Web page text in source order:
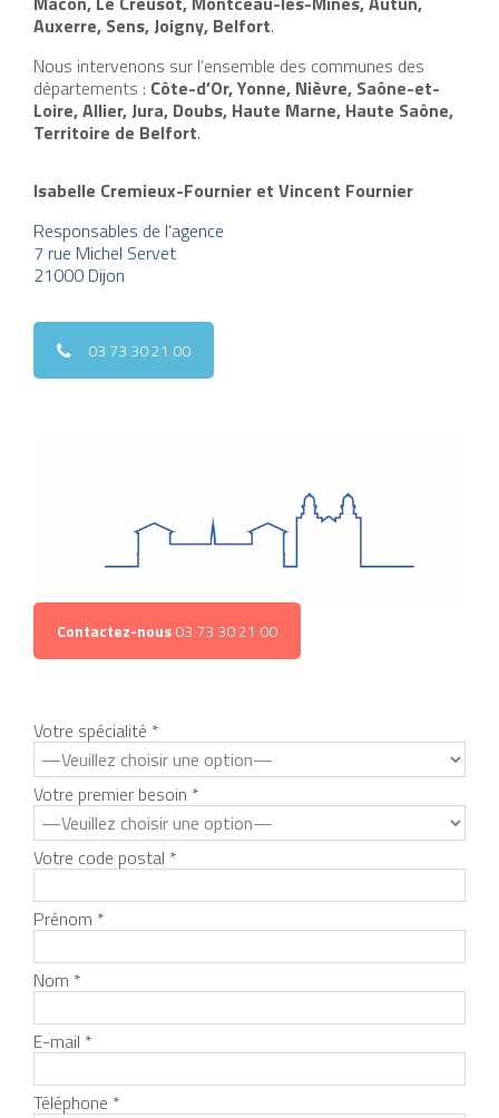
Auxerre, Sens, Joigny, Belfort.
Nous intervenons sur l’ensemble des communes des
départements : Côte-d’Or, Yonne, Nièvre, Saône-et-
Loire, Allier, Jura, Doubs, Haute Marne, Haute Saône,
Territoire de Belfort.
Isabelle Cremieux-Fournier et Vincent Fournier
Responsables de l’agence
7 rue Michel Servet
21000 Dijon
03 73 30 21 00
Contactez-nous03 73 30 21 00
Votre spécialité *
Votre premier besoin *
Votre code postal *
Prénom *
Nom *
E-mail *
Téléphone *